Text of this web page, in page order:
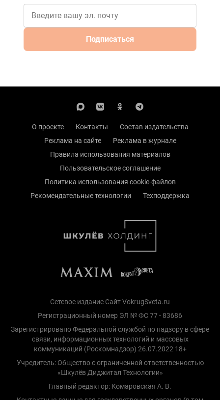
Подписаться
О проекте Контакты
Состав издательства
Реклама на сайте
Реклама в журнале
Правила использования материалов
Пользовательское соглашение
Политика использования cookie-файлов
Рекомендательные технологии
Техподдержка
Сетевое издание Сайт VokrugSveta.ru
Регистрационный номер ЭЛ № ФС 77 - 83686
Зарегистрировано Федеральной службой по надзору в сфере
связи, информационных технологий и массовых
коммуникаций (Роскомнадзор) 26.07.2022 18+
Учредитель: Общество с ограниченной ответственностью
«Шкулёв Диджитал Технологии»
Главный редактор: Комаровская А. В.